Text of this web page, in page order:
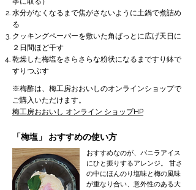
水分がなくなるまで焦がさないように土鍋で煮詰め
る
クッキングペーパーを敷いた角ばっとに広げ天日に
２日間ほど干す
乾燥した梅塩をさらさらな粉状になるまですり鉢で
すりつぶす
※梅酢は、梅工房おおいしのオンラインショップで
ご購入いただけます。
梅工房おおいし オンライン ショップHP
「梅塩」 おすすめの使い方
おすすめなのが、バニラアイス
にひと振りするアレンジ。 甘さ
の中にほんのり塩味と梅の風味
が重なり合い、意外性のある大